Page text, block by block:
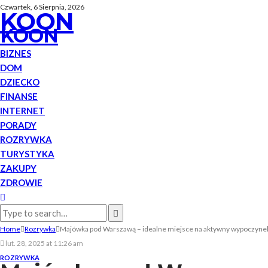
Czwartek, 6 Sierpnia, 2026
KOON
KOON
BIZNES
DOM
DZIECKO
FINANSE
INTERNET
PORADY
ROZRYWKA
TURYSTYKA
ZAKUPY
ZDROWIE
Home Rozrywka Majówka pod Warszawą – idealne miejsce na aktywny
lut. 28, 2025 at 11:26 am
ROZRYWKA